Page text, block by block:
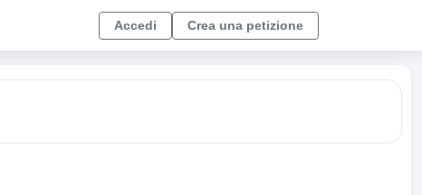
Accedi Crea una petizione